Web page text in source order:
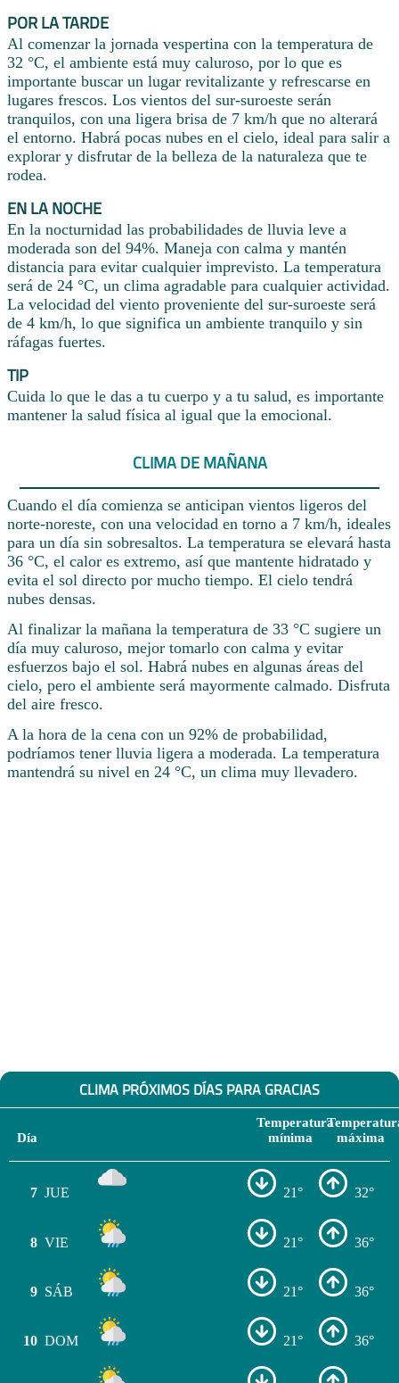
POR LA TARDE
Al comenzar la jornada vespertina con la temperatura de
32 °C, el ambiente está muy caluroso, por lo que es
importante buscar un lugar revitalizante y refrescarse en
lugares frescos. Los vientos del sur-suroeste serán
tranquilos, con una ligera brisa de 7 km/h que no alterará
el entorno. Habrá pocas nubes en el cielo, ideal para salir a
explorar y disfrutar de la belleza de la naturaleza que te
rodea.
EN LA NOCHE
En la nocturnidad las probabilidades de lluvia leve a
moderada son del 94%. Maneja con calma y mantén
distancia para evitar cualquier imprevisto. La temperatura
será de 24 °C, un clima agradable para cualquier actividad.
La velocidad del viento proveniente del sur-suroeste será
de 4 km/h, lo que significa un ambiente tranquilo y sin
ráfagas fuertes.
TIP
Cuida lo que le das a tu cuerpo y a tu salud, es importante
mantener la salud física al igual que la emocional.
CLIMA DE MAÑANA
Cuando el día comienza se anticipan vientos ligeros del
norte-noreste, con una velocidad en torno a 7 km/h, ideales
para un día sin sobresaltos. La temperatura se elevará hasta
36 °C, el calor es extremo, así que mantente hidratado y
evita el sol directo por mucho tiempo. El cielo tendrá
nubes densas.
Al finalizar la mañana la temperatura de 33 °C sugiere un
día muy caluroso, mejor tomarlo con calma y evitar
esfuerzos bajo el sol. Habrá nubes en algunas áreas del
cielo, pero el ambiente será mayormente calmado. Disfruta
del aire fresco.
A la hora de la cena con un 92% de probabilidad,
podríamos tener lluvia ligera a moderada. La temperatura
mantendrá su nivel en 24 °C, un clima muy llevadero.
CLIMA PRÓXIMOS DÍAS PARA GRACIAS
Día
Temperatura
mínima
máxima
7 JUE 21° 32°
8 VIE 21° 36°
9 SÁB 21° 36°
10 DOM 21° 36°